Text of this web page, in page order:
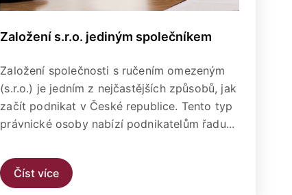
Založení s.r.o. jediným společníkem
Založení společnosti s ručením omezeným
(s.r.o.) je jedním z nejčastějších způsobů, jak
začít podnikat v České republice. Tento typ
právnické osoby nabízí podnikatelům řadu...
Číst více